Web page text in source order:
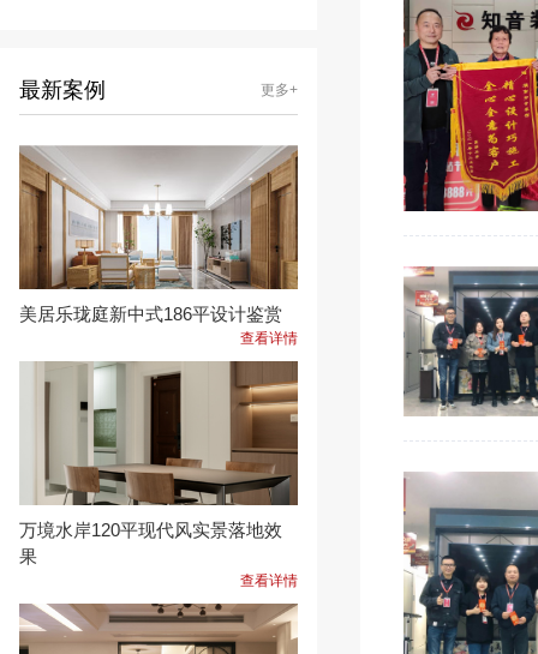
最新案例 更多+
美居乐珑庭新中式186平设计鉴赏
查看详情
万境水岸120平现代风实景落地效
果
查看详情